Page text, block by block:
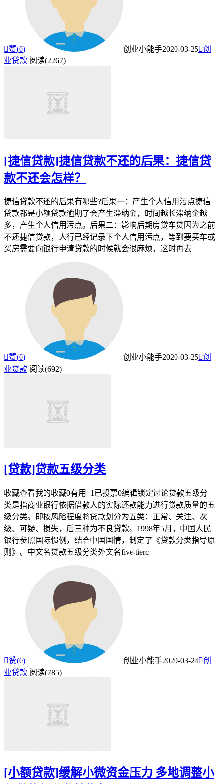
赞(0) 创业小能手2020-03-25创
业贷款 阅读(2267)
[捷信贷款]捷信贷款不还的后果：捷信贷
款不还会怎样？
捷信贷款不还的后果有哪些?后果一：产生个人信用污点捷信
贷款都是小额贷款逾期了会产生滞纳金，时间越长滞纳金越
多，产生个人信用污点。后果二：影响后期房贷车贷因为之前
不还捷信贷款，人行已经记录下个人信用污点，等到要买车或
买房需要向银行申请贷款的时候就会很麻烦，这时再去
赞(0) 创业小能手2020-03-25创
业贷款 阅读(692)
[贷款]贷款五级分类
收藏查看我的收藏0有用+1已投票0编辑锁定讨论贷款五级分
类是指商业银行依据借款人的实际还款能力进行贷款质量的五
级分类。即按风险程度将贷款划分为五类：正常、关注、次
级、可疑、损失，后三种为不良贷款。1998年5月，中国人民
银行参照国际惯例，结合中国国情，制定了《贷款分类指导原
则》。中文名贷款五级分类外文名five-tierc
赞(0) 创业小能手2020-03-24创
业贷款 阅读(785)
[小额贷款]缓解小微资金压力 多地调整小